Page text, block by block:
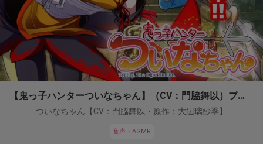
【鬼っ子ハンターついなちゃん】（CV：門脇舞以）プロジェクト！
ついなちゃん【CV：門脇舞以・原作：大辺璃紗季】
音声・ASMR